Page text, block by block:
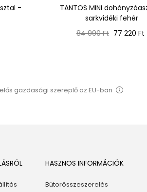
-
TANTOS MINI
sarkvidéki fehér
Normál
84 990 Ft Ár
77 220 Ft
gazdasági szereplő az EU-ban
HASZNOS INFORMÁCIÓK
Bútorösszeszerelés